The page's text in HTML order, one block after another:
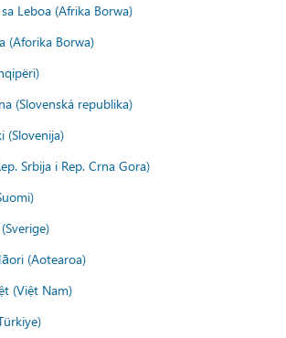
Leboa (Afrika Borwa)
(Aforika Borwa)
(Slovenská republika)
(Slovenija)
Srbija i Rep. Crna Gora)
(Aotearoa)
(Việt Nam)